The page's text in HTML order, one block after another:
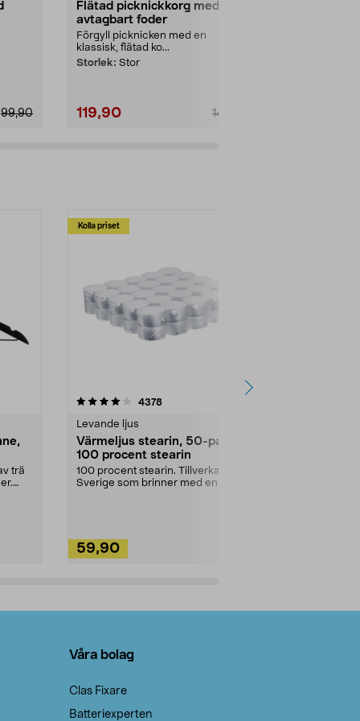
99,90
Flätad picknickkorg med
avtagbart foder
Förgyll picknicken med en
klassisk, flätad ko...
Storlek: Stor
119,90 149,90
trä
Kolla priset
4378recensioner
Levande ljus
Värmeljus stearin, 50-pack,
100 procent stearin
100 procent stearin. Tillverkade i
Sverige som brinner med en
59,90
4.5av 5 stjärnor
Våra bolag
Clas Fixare
Batteriexperten